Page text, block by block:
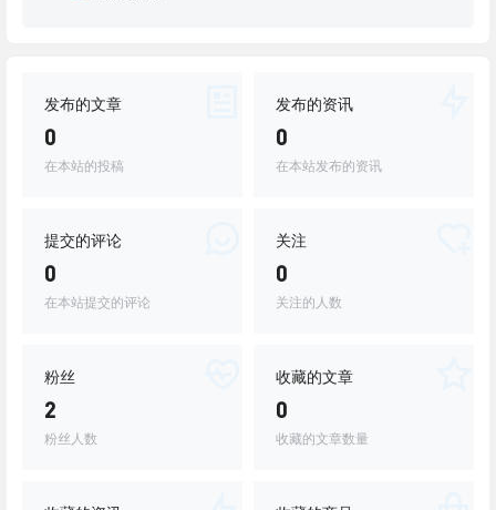
发布的文章
0
在本站的投稿
发布的资讯
0
在本站发布的资讯
提交的评论
0
在本站提交的评论
关注
0
关注的人数
粉丝
2
粉丝人数
收藏的文章
0
收藏的文章数量